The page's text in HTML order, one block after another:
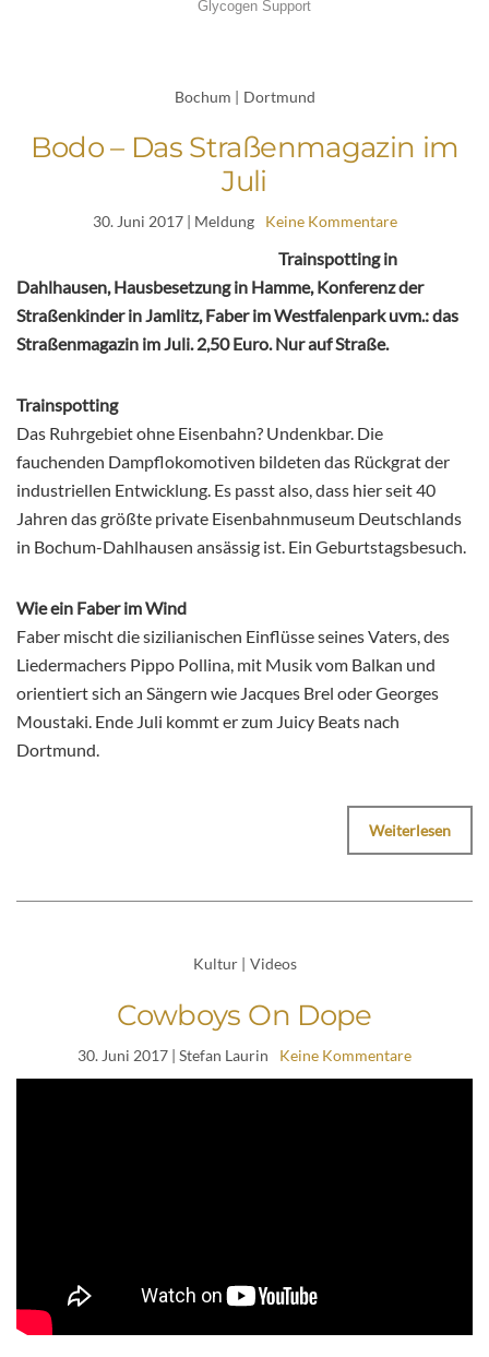
Bochum | Dortmund
Bodo – Das Straßenmagazin im
Juli
30. Juni 2017| Meldung Keine Kommentare
Trainspotting in
Dahlhausen, Hausbesetzung in Hamme, Konferenz der
Straßenkinder in Jamlitz, Faber im Westfalenpark uvm.: das
Straßenmagazin im Juli. 2,50 Euro. Nur auf Straße.
Trainspotting
Das Ruhrgebiet ohne Eisenbahn? Undenkbar. Die
fauchenden Dampflokomotiven bildeten das Rückgrat der
industriellen Entwicklung. Es passt also, dass hier seit 40
Jahren das größte private Eisenbahnmuseum Deutschlands
in Bochum-Dahlhausen ansässig ist. Ein Geburtstagsbesuch.
Wie ein Faber im Wind
Faber mischt die sizilianischen Einflüsse seines Vaters, des
Liedermachers Pippo Pollina, mit Musik vom Balkan und
orientiert sich an Sängern wie Jacques Brel oder Georges
Moustaki. Ende Juli kommt er zum Juicy Beats nach
Dortmund.
Weiterlesen
Kultur | Videos
Cowboys On Dope
30. Juni 2017 | Stefan Laurin Keine Kommentare